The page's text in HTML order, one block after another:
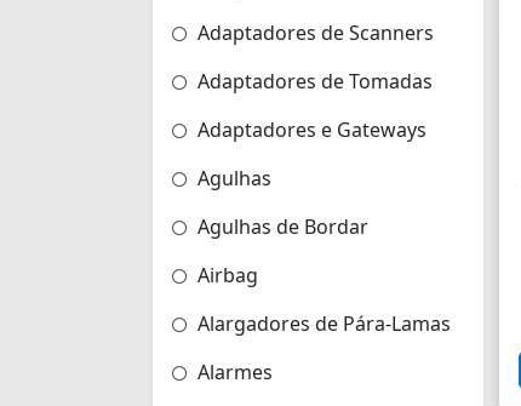
Adaptadores de Scanners
Adaptadores de Tomadas
Adaptadores e Gateways
Agulhas
Agulhas de Bordar
Airbag
Alargadores de Pára-Lamas
Alarmes